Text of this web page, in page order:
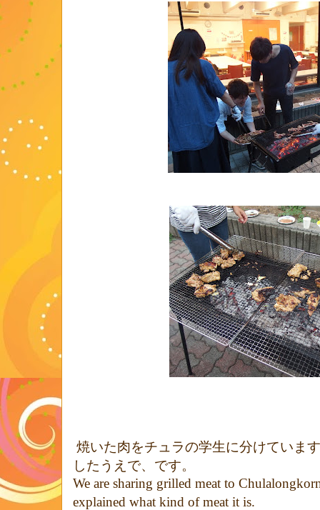
焼いた肉をチュラの学生に分けていま
したうえで、です。
We are sharing grilled meat to
explained what kind of meat it is.